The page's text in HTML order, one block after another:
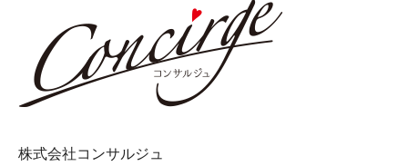
株式会社コンサルジュ